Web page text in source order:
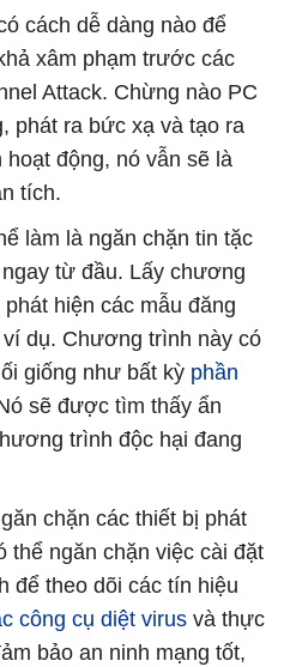
cách dễ dàng nào để
xâm phạm trước các
Attack. Chừng nào PC
phát ra bức xạ và tạo ra
động, nó vẫn sẽ là
tích.
làm là ngăn chặn tin tặc
từ đầu. Lấy chương
hiện các mẫu đăng
dụ. Chương trình này có
giống như bất kỳ phần
sẽ được tìm thấy ẩn
trình độc hại đang
chặn các thiết bị phát
thể ngăn chặn việc cài đặt
để theo dõi các tín hiệu
công cụ diệt virus và thực
bảo an ninh mạng tốt,